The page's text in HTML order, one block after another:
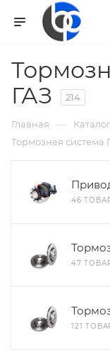
ГАЗ
214
Главная — Каталог
Тормозная система
46
47
121